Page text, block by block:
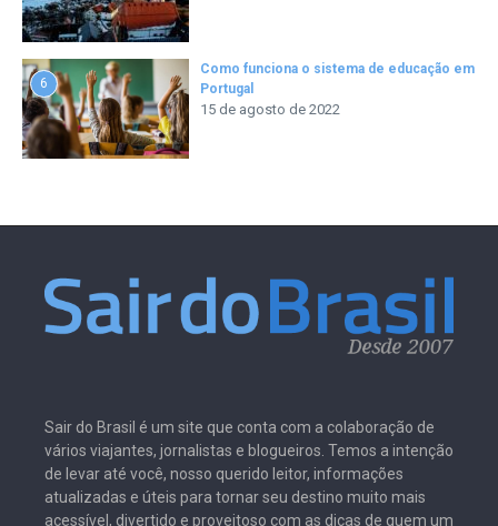
6
Como funciona o sistema de educação em
Portugal
15 de agosto de 2022
Sair do Brasil é um site que conta com a colaboração de
vários viajantes, jornalistas e blogueiros. Temos a intenção
de levar até você, nosso querido leitor, informações
atualizadas e úteis para tornar seu destino muito mais
acessível, divertido e proveitoso com as dicas de quem um